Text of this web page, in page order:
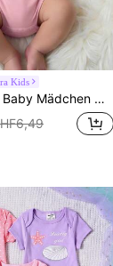
Kids
süßer grafischer Aufdruck Kurzarm Romper, bezaubernde Neugeborenen Kleidung, Säuglingsoutfit, Frühling/Sommer, bequeme Lässig Kleidung, Baby Mädchen Sommer Outfit, drinnen, Outdoor, Fotografie, Feiertage, Geschenk